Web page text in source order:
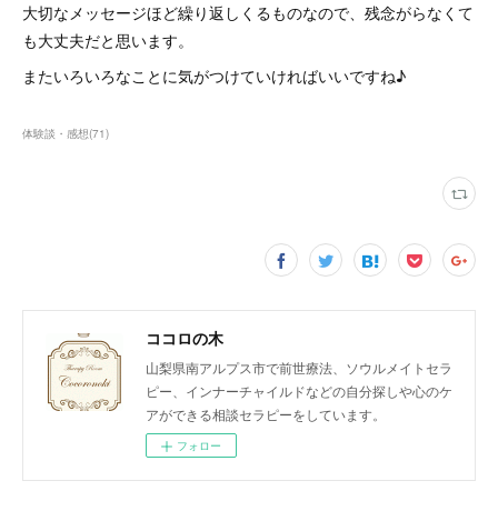
大切なメッセージほど繰り返しくるものなので、残念がらなくて
も大丈夫だと思います。
またいろいろなことに気がつけていければいいですね♪
体験談・感想(71)
ココロの木
山梨県南アルプス市で前世療法、ソウルメイトセラ
ピー、インナーチャイルドなどの自分探しや心のケ
アができる相談セラピーをしています。
フォロー